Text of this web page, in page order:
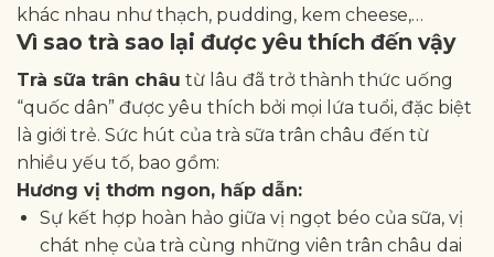
khác nhau như thạch, pudding, kem cheese,…
Vì sao trà sao lại được yêu thích đến vậy
Trà sữa trân châu từ lâu đã trở thành thức uống
“quốc dân” được yêu thích bởi mọi lứa tuổi, đặc biệt
là giới trẻ. Sức hút của trà sữa trân châu đến từ
nhiều yếu tố, bao gồm:
Hương vị thơm ngon, hấp dẫn:
Sự kết hợp hoàn hảo giữa vị ngọt béo của sữa, vị
chát nhẹ của trà cùng những viên trân châu dai